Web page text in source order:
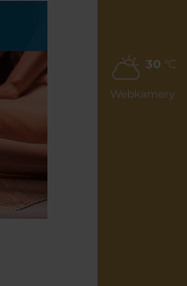
30 °C
Webkamery